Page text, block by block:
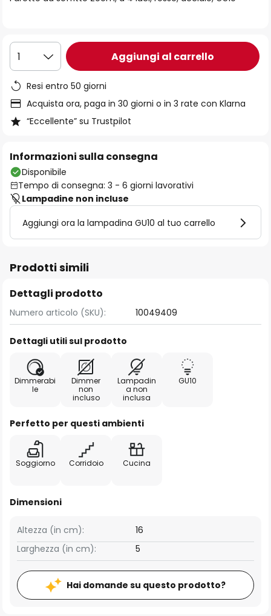
1 Aggiungi al carrello
Resi entro 50 giorni
Acquista ora, paga in 30 giorni o in 3 rate con Klarna
“Eccellente” su Trustpilot
Informazioni sulla consegna
Disponibile
Tempo di consegna: 3 - 6 giorni lavorativi
Lampadine non incluse
Aggiungi ora la lampadina GU10 al tuo carrello
Prodotti simili
Dettagli prodotto
Numero articolo (SKU): 10049409
Dettagli utili sul prodotto
Dimmerabi
le
Dimmer
non
incluso
Lampadin
a non
inclusa
GU10
Perfetto per questi ambienti
Soggiorno Corridoio Cucina
Dimensioni
Larghezza (in cm): 5
Altezza (in cm): 16
Hai domande su questo prodotto?